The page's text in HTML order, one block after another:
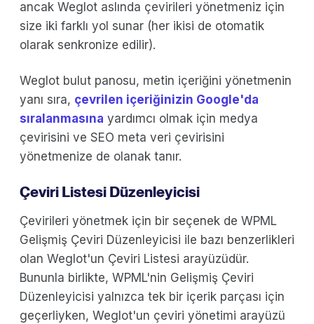
ancak Weglot aslında çevirileri yönetmeniz için
size iki farklı yol sunar (her ikisi de otomatik
olarak senkronize edilir).
Weglot bulut panosu, metin içeriğini yönetmenin
yanı sıra, çevrilen içeriğinizin Google'da
sıralanmasına yardımcı olmak için medya
çevirisini ve SEO meta veri çevirisini
yönetmenize de olanak tanır.
Çeviri Listesi Düzenleyicisi
Çevirileri yönetmek için bir seçenek de WPML
Gelişmiş Çeviri Düzenleyicisi ile bazı benzerlikleri
olan Weglot'un Çeviri Listesi arayüzüdür.
Bununla birlikte, WPML'nin Gelişmiş Çeviri
Düzenleyicisi yalnızca tek bir içerik parçası için
geçerliyken, Weglot'un çeviri yönetimi arayüzü